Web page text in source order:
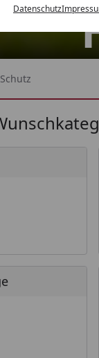
Datenschutz